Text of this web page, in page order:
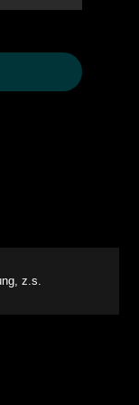
z.s.